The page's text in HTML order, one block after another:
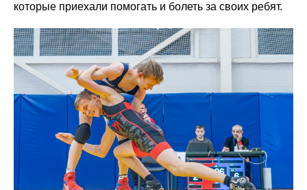
которые приехали помогать и болеть за своих ребят.